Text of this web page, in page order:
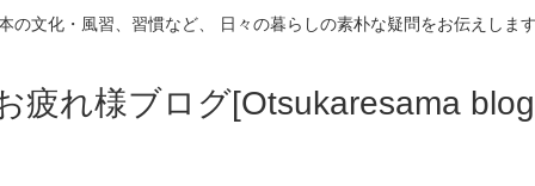
の文化・風習、習慣など、 日々の暮らしの素朴な疑問をお伝えしま
疲れ様ブログ[Otsukaresama